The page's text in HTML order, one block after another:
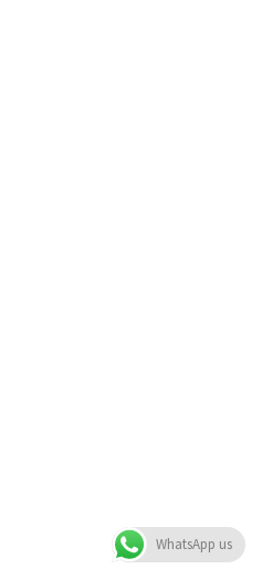
WhatsApp us